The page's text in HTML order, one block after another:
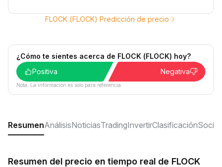
FLOCK (FLOCK) Predicción de precio
¿Cómo te sientes acerca de FLOCK (FLOCK) hoy?
Positiva
Negativa
Nota: La información es solo para referencia.
ResumenAnálisisNoticiasTradingInvertirClasificaciónSocial
Resumen del precio en tiempo real de FLOCK